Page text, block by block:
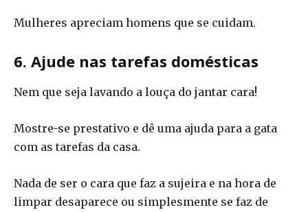
Mulheres apreciam homens que se cuidam.
6. Ajude nas tarefas domésticas
Nem que seja lavando a louça do jantar cara!
Mostre-se prestativo e dê uma ajuda para a gata
com as tarefas da casa.
Nada de ser o cara que faz a sujeira e na hora de
limpar desaparece ou simplesmente se faz de